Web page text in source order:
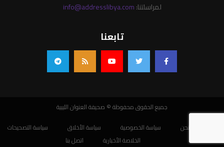
لمراسلتنا:info@addresslibya.com
تابعنا
جميع الحقوق محفوظة © صحيفة العنوان الليبية
من نحن
سياسة الخصوصية سياسة الأخلاق
سياسة التصحيحات
الخلاصة الأخبارية
اتصل بنا